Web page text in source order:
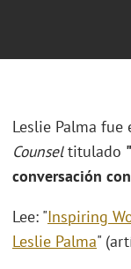
Leslie Palma
Counseltitulado
conversación
Lee: "Inspiring
Leslie Palma"